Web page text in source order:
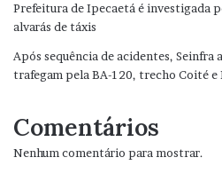
Prefeitura de Ipecaetá é investigada
alvarás de táxis
Após sequência de acidentes,
trafegam pela BA-120, trecho Coité e
Comentários
Nenhum comentário para mostrar.